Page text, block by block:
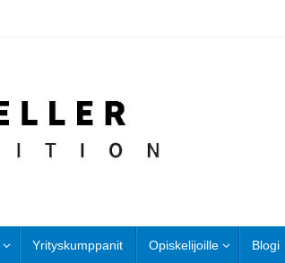
Yrityskumppanit Opiskelijoille Blogi